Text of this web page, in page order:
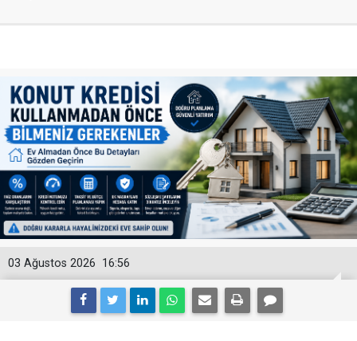
16:56
03 Ağustos 2026